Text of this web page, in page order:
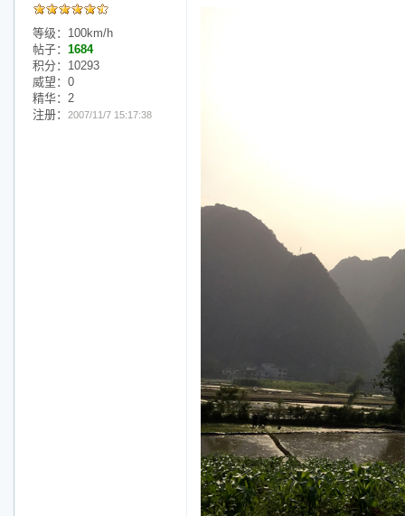
等级：100km/h
帖子： 1684
积分：10293
威望：0
精华：2
注册：
2007/11/7 15:17:38